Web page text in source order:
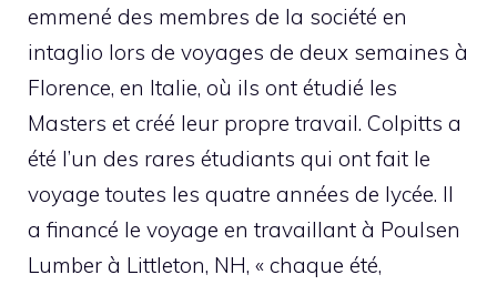
emmené des membres de la société en
intaglio lors de voyages de deux semaines à
Florence, en Italie, où ils ont étudié les
Masters et créé leur propre travail. Colpitts a
été l’un des rares étudiants qui ont fait le
voyage toutes les quatre années de lycée. Il
a financé le voyage en travaillant à Poulsen
Lumber à Littleton, NH, « chaque été,